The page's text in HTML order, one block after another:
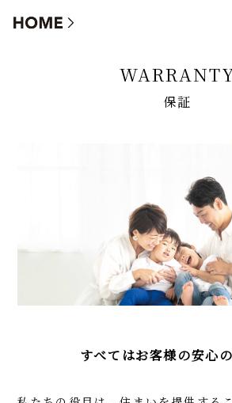
住まいの長期保証
保証
すべてはお客様の安心